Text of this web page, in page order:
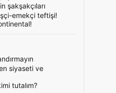
şakşakçıları
emekçi teftişi!
siyaseti ve
tutalım?